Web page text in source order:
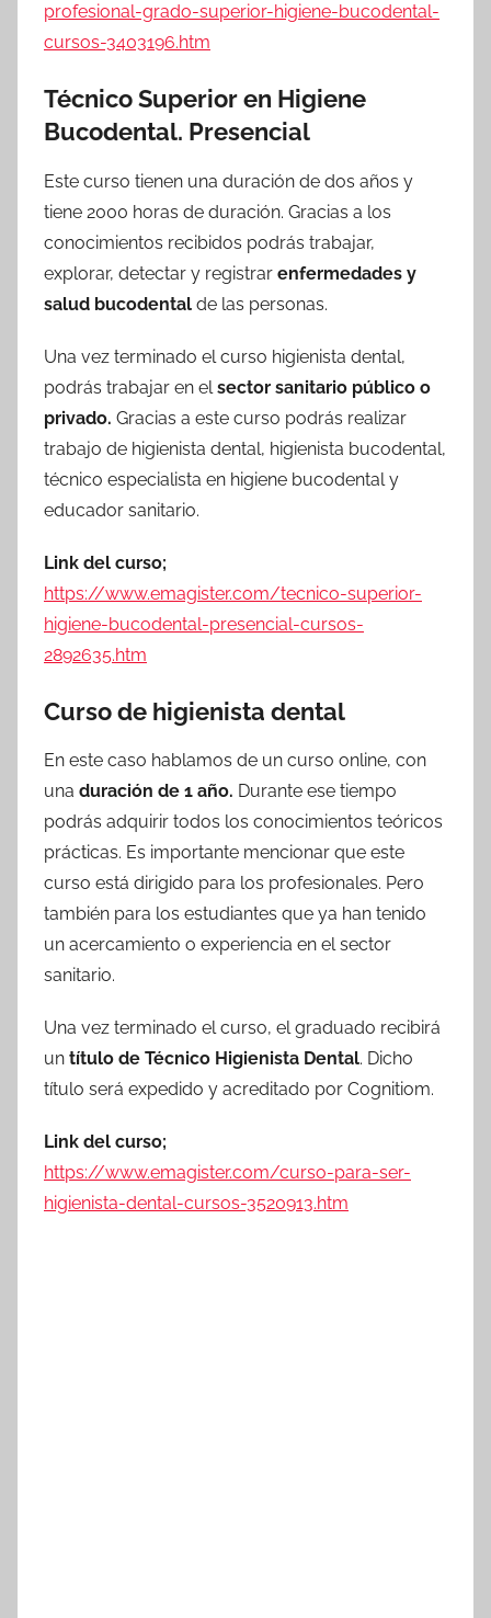
profesional-grado-superior-higiene-bucodental-
cursos-3403196.htm
Técnico Superior en Higiene
Bucodental. Presencial
Este curso tienen una duración de dos años y
tiene 2000 horas de duración. Gracias a los
conocimientos recibidos podrás trabajar,
explorar, detectar y registrar enfermedades y
salud bucodental de las personas.
Una vez terminado el curso higienista dental,
podrás trabajar en elsector sanitario público o
privado. Gracias a este curso podrás realizar
trabajo de higienista dental, higienista bucodental,
técnico especialista en higiene bucodental y
educador sanitario.
Link del curso;
https://www.emagister.com/tecnico-superior-
higiene-bucodental-presencial-cursos-
2892635.htm
Curso de higienista dental
En este caso hablamos de un curso online, con
una duración de 1 año. Durante ese tiempo
podrás adquirir todos los conocimientos teóricos
prácticas. Es importante mencionar que este
curso está dirigido para los profesionales. Pero
también para los estudiantes que ya han tenido
un acercamiento o experiencia en el sector
sanitario.
Una vez terminado el curso, el graduado recibirá
un título de Técnico Higienista Dental. Dicho
título será expedido y acreditado por Cognitiom.
Link del curso;
https://www.emagister.com/curso-para-ser-
higienista-dental-cursos-3520913.htm